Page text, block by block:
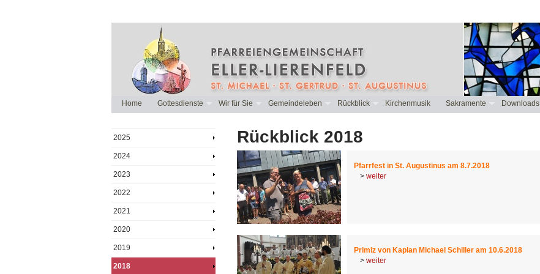
Home Gottesdienste Wir für Sie Gemeindeleben Rückblick Kirchenmusik Sakramente Downloads
2025
2024
2023
2022
2021
2020
2019
2018
Rückblick 2018
Pfarrfest in St. Augustinus am 8.7.2018
> weiter
Primiz von Kaplan Michael Schiller am 10.6.2018
> weiter